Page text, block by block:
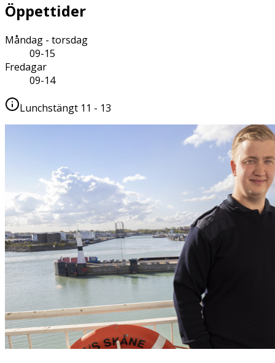
Öppettider
Måndag - torsdag
09-15
Fredagar
09-14
Lunchstängt 11 - 13